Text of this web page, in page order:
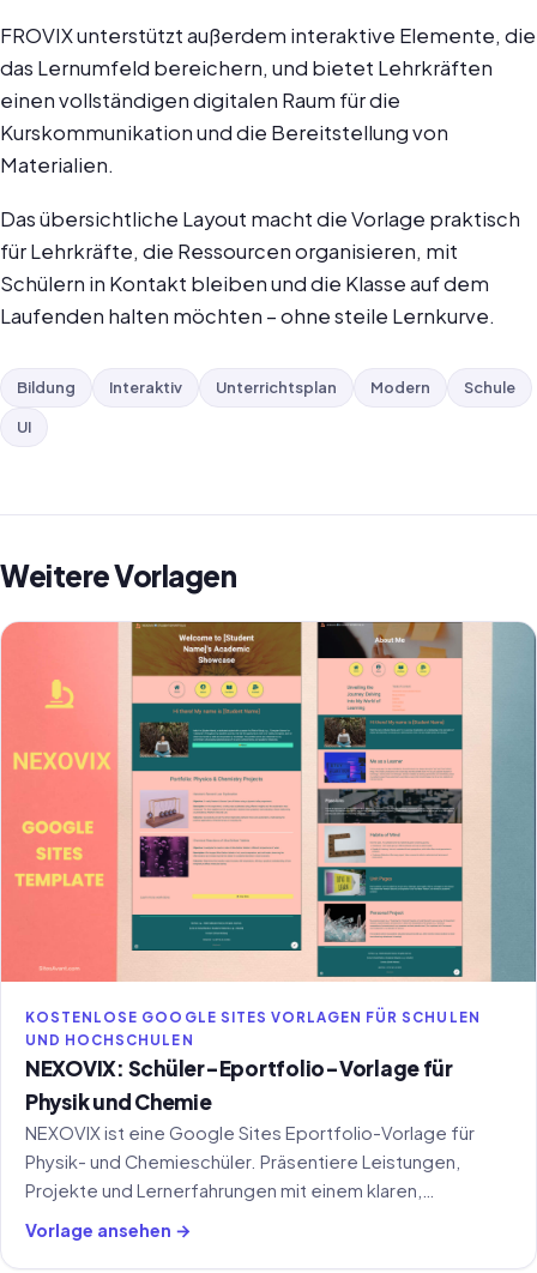
FROVIX unterstützt außerdem interaktive Elemente, die
das Lernumfeld bereichern, und bietet Lehrkräften
einen vollständigen digitalen Raum für die
Kurskommunikation und die Bereitstellung von
Materialien.
Das übersichtliche Layout macht die Vorlage praktisch
für Lehrkräfte, die Ressourcen organisieren, mit
Schülern in Kontakt bleiben und die Klasse auf dem
Laufenden halten möchten – ohne steile Lernkurve.
Bildung Interaktiv Unterrichtsplan Modern Schule
UI
Weitere Vorlagen
KOSTENLOSE GOOGLE SITES VORLAGEN FÜR SCHULEN
UND HOCHSCHULEN
NEXOVIX: Schüler-Eportfolio-Vorlage für
Physik und Chemie
NEXOVIX ist eine Google Sites Eportfolio-Vorlage für
Physik- und Chemieschüler. Präsentiere Leistungen,
Projekte und Lernerfahrungen mit einem klaren,
strukturierten Layout.
Vorlage ansehen →